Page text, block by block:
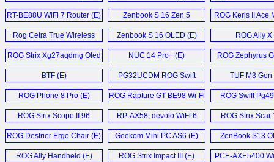
9 HX 370 Laptop (E)
Keyboard
RT-BE88U WiFi 7 Router (E)
Zenbook S 16 Zen 5
Laptop (E)
ROG Keris II Ace
Rog Cetra True Wireless
SpeedNova IEMs (E)
Zenbook S 16 OLED (E) ROG Ally X
ROG Strix Xg27aqdmg Oled
Monitor (E)
NUC 14 Pro+ (E)
ROG Zephyrus
Gaming
BTF (E)
PG32UCDM ROG Swift
Oled (E)
TUF M3 Gen
ROG Phone 8 Pro (E)
ROG Rapture GT-BE98 Wi-Fi
7 (E)
ROG Swift
ROG Strix Scope II 96
Wireless Gaming
Keyboard (E)
RP-AX58, devolo WiFi 6
Repeater 5400, AVM
FRITZ!Repeater 6000
Repeater (D)
ROG Strix Scar
Laptop
ROG Destrier Ergo Chair (E)
Geekom Mini PC AS6 (E) ZenBook S13
ROG Ally Handheld (E) ROG Strix Impact III (E) PCE-AXE5400